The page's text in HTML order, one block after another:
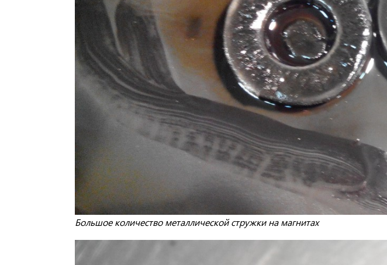
Большое количество металлической стружки на магнитах